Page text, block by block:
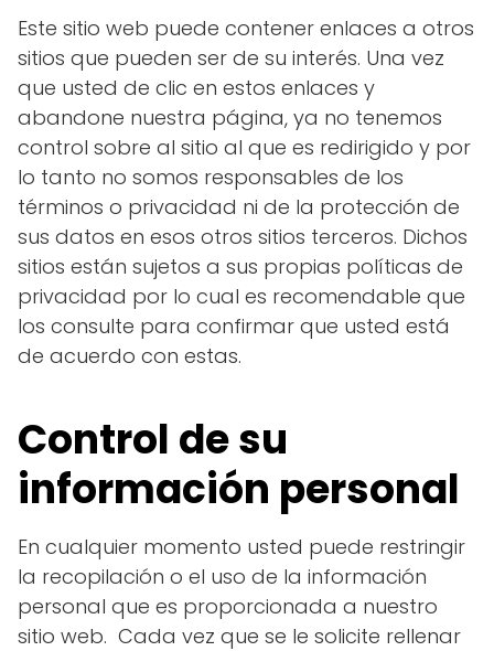
Este sitio web puede contener enlaces a otros
sitios que pueden ser de su interés. Una vez
que usted de clic en estos enlaces y
abandone nuestra página, ya no tenemos
control sobre al sitio al que es redirigido y por
lo tanto no somos responsables de los
términos o privacidad ni de la protección de
sus datos en esos otros sitios terceros. Dichos
sitios están sujetos a sus propias políticas de
privacidad por lo cual es recomendable que
los consulte para confirmar que usted está
de acuerdo con estas.
Control de su
información personal
En cualquier momento usted puede restringir
la recopilación o el uso de la información
personal que es proporcionada a nuestro
sitio web. Cada vez que se le solicite rellenar